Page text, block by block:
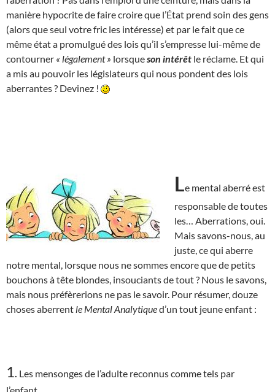
manière hypocrite de faire croire que l’État prend soin des gens
(alors que seul votre fric les intéresse) et par le fait que ce
même état a promulgué des lois qu’il s’empresse lui-même de
contourner « légalement » lorsqueson intérêt le réclame. Et qui
a mis au pouvoir les législateurs qui nous pondent des lois
aberrantes ? Devinez !
Le mental aberré est
responsable de toutes
les… Aberrations, oui.
Mais savons-nous, au
juste, ce qui aberre
notre mental, lorsque nous ne sommes encore que de petits
bouchons à tête blondes, insouciants de tout ? Nous le savons,
mais nous préfèrerions ne pas le savoir. Pour résumer, douze
choses aberrent le Mental Analytiqued’un tout jeune enfant :
1
Les mensonges de l’adulte reconnus comme tels par
l’enfant.